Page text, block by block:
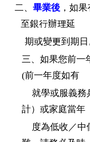
二、 畢業後，如果
至銀行辦理延
期或變更到期日
三、如果您前一
(前一年度如有
就學或服義務
計）或家庭當年
度為低收／中